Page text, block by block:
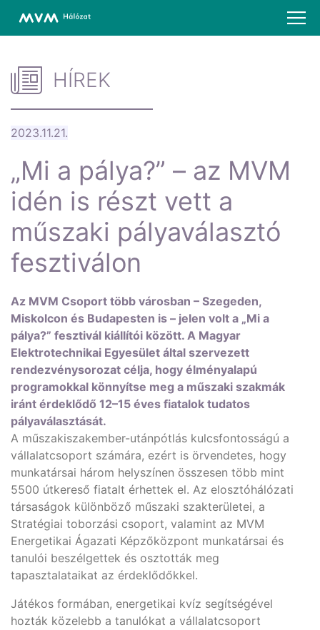
HÍREK
2023.11.21.
„Mi a pálya?” – az MVM
idén is részt vett a
műszaki pályaválasztó
fesztiválon
Az MVM Csoport több városban – Szegeden,
Miskolcon és Budapesten is – jelen volt a „Mi a
pálya?” fesztivál kiállítói között. A Magyar
Elektrotechnikai Egyesület által szervezett
rendezvénysorozat célja, hogy élményalapú
programokkal könnyítse meg a műszaki szakmák
iránt érdeklődő 12–15 éves fiatalok tudatos
pályaválasztását.
A műszakiszakember-utánpótlás kulcsfontosságú a
vállalatcsoport számára, ezért is örvendetes, hogy
munkatársai három helyszínen összesen több mint
5500 útkereső fiatalt érhettek el. Az elosztóhálózati
társaságok különböző műszaki szakterületei, a
Stratégiai toborzási csoport, valamint az MVM
Energetikai Ágazati Képzőközpont munkatársai és
tanulói beszélgettek és osztották meg
tapasztalataikat az érdeklődőkkel.
Játékos formában, energetikai kvíz segítségével
hozták közelebb a tanulókat a vállalatcsoport